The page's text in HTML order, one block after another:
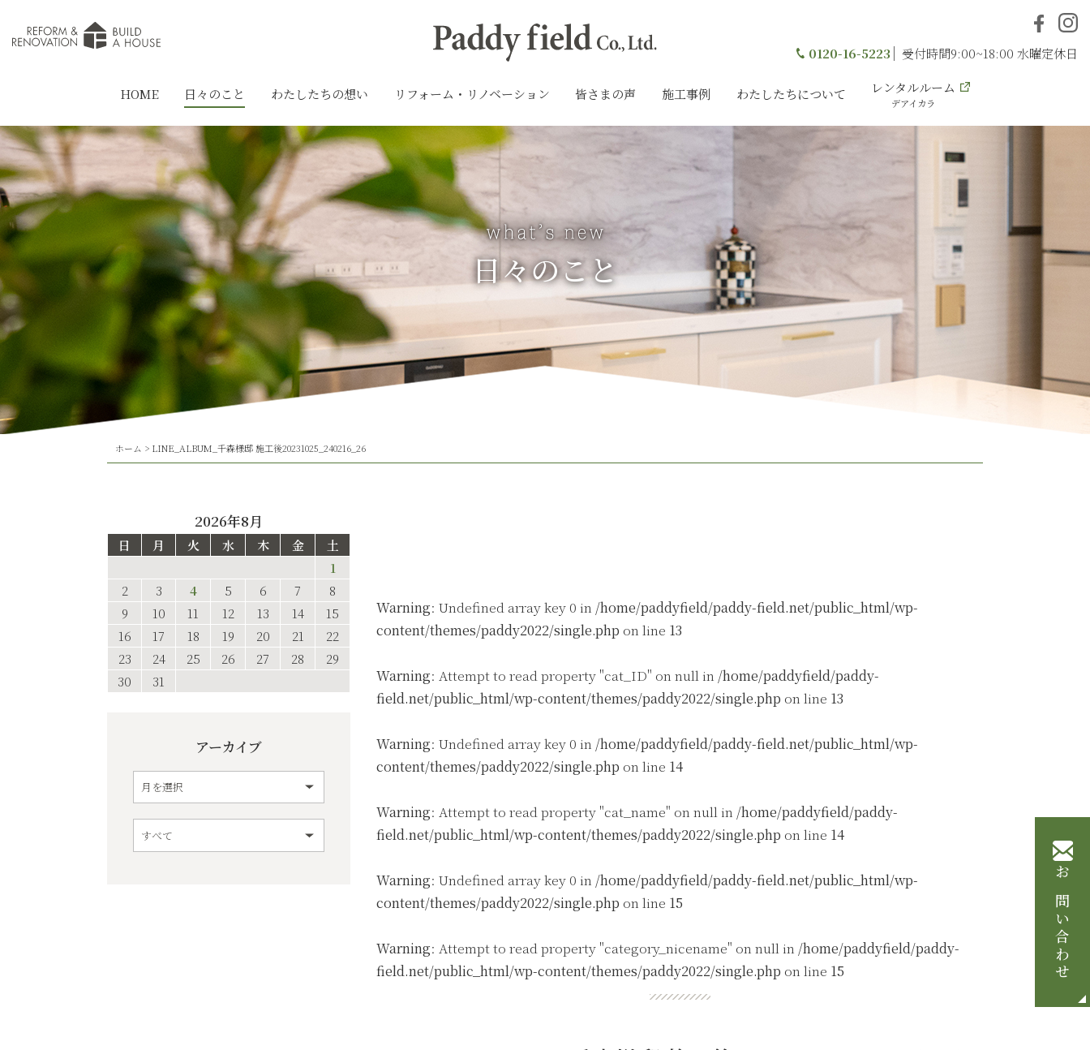
0120-16-5223 受付時間9:00~18:00 水曜定休日
HOME 日々のこと わたしたちの想い リフォーム・リノベーション 皆さまの声 施工事例 わたしたちについて レンタルルーム
デアイカラ
お問い合わせ
日々のこと
ホーム > LINE_ALBUM_千森様邸 施工後20231025_240216_26
Warning: Undefined array key 0 in /home/paddyfield/paddy-field.net/public_html/wp-
content/themes/paddy2022/single.php on line 13
Warning: Attempt to read property "cat_ID" on null in /home/paddyfield/paddy-
field.net/public_html/wp-content/themes/paddy2022/single.php on line 13
Warning: Undefined array key 0 in /home/paddyfield/paddy-field.net/public_html/wp-
content/themes/paddy2022/single.php on line 14
Warning: Attempt to read property "cat_name" on null in /home/paddyfield/paddy-
field.net/public_html/wp-content/themes/paddy2022/single.php on line 14
Warning: Undefined array key 0 in /home/paddyfield/paddy-field.net/public_html/wp-
content/themes/paddy2022/single.php on line 15
Warning: Attempt to read property "category_nicename" on null in /home/paddyfield/paddy-
field.net/public_html/wp-content/themes/paddy2022/single.php on line 15
2026年8月
日 月 火 水 木 金
土
1
2
3 4 5 6 7
8
9
10 11 12 13 14
15
16
17 18 19 20 21
22
23
24 25 26 27 28
29
30
31
アーカイブ